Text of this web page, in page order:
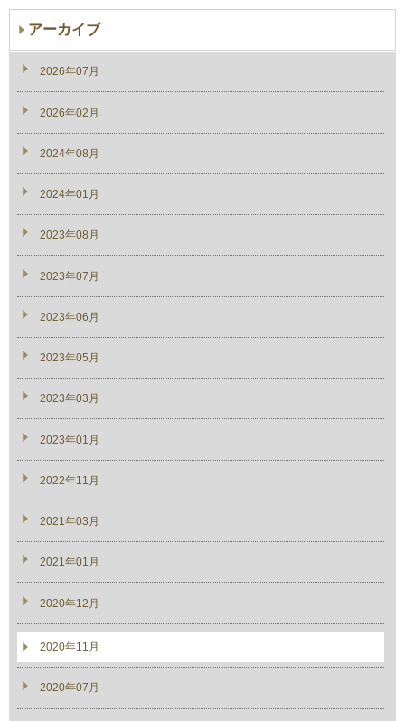
アーカイブ
2026年07月
2026年02月
2024年08月
2024年01月
2023年08月
2023年07月
2023年06月
2023年05月
2023年03月
2023年01月
2022年11月
2021年03月
2021年01月
2020年12月
2020年11月
2020年07月